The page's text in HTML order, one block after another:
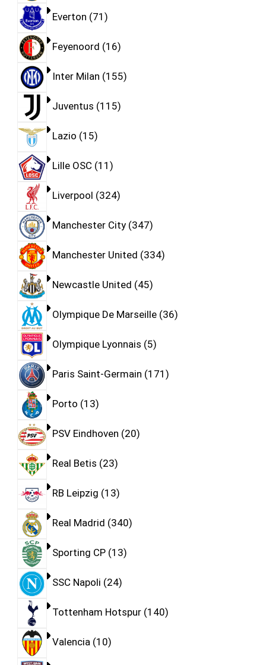
Everton 71
Feyenoord 16
Inter Milan 155
Juventus 115
Lazio 15
Lille OSC 11
Liverpool 324
Manchester City 347
Manchester United 334
Newcastle United 45
Olympique De Marseille 36
Olympique Lyonnais 5
Paris Saint-Germain 171
Porto 13
PSV Eindhoven 20
Real Betis 23
RB Leipzig 13
Real Madrid 340
Sporting CP 13
SSC Napoli 24
Tottenham Hotspur 140
Valencia 10